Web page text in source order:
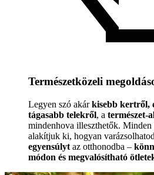
Természetközeli
Legyen szó akárkisebb kertről,
tágasabb telekről, a természet-
mindenhova illeszthetők. Minden
alakítjuk ki, hogyan
egyensúlyt az otthonodba –
módon és megvalósítható